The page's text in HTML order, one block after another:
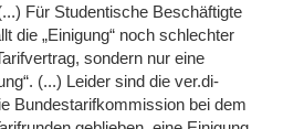
Für Studentische Beschäftigte
die „Einigung“ noch schlechter
sondern nur eine
(...) Leider sind die ver.di-
Bundestarifkommission bei dem